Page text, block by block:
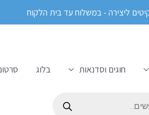
ליצירה - במשלוח עד בית הלקוח
חוגים וסדנאות בלוג